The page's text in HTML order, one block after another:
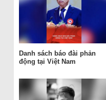
Danh sách báo đài phản
động tại Việt Nam